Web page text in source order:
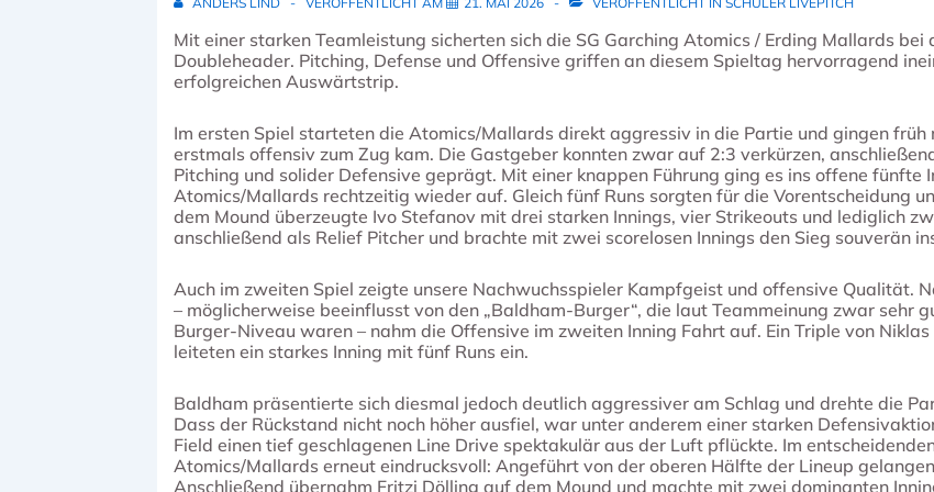
Mit einer starken Teamleistung sicherten sich die SG Garching Atomics / Erding Mallards
Doubleheader. Pitching, Defense und Offensive griffen an diesem Spieltag hervorragend
erfolgreichen Auswärtstrip.
Im ersten Spiel starteten die Atomics/Mallards direkt aggressiv in die Partie und gingen früh
erstmals offensiv zum Zug kam. Die Gastgeber konnten zwar auf 2:3 verkürzen,
Pitching und solider Defensive geprägt. Mit einer knappen Führung ging es ins offene fünfte
Atomics/Mallards rechtzeitig wieder auf. Gleich fünf Runs sorgten für die Vorentscheidung
dem Mound überzeugte Ivo Stefanov mit drei starken Innings, vier Strikeouts und lediglich
anschließend als Relief Pitcher und brachte mit zwei scorelosen Innings den Sieg souverän
Auch im zweiten Spiel zeigte unsere Nachwuchsspieler Kampfgeist und offensive Qualität.
– möglicherweise beeinflusst von den „Baldham-Burger“, die laut Teammeinung zwar sehr
Burger-Niveau waren – nahm die Offensive im zweiten Inning Fahrt auf. Ein Triple von
leiteten ein starkes Inning mit fünf Runs ein.
Baldham präsentierte sich diesmal jedoch deutlich aggressiver am Schlag und drehte die
Dass der Rückstand nicht noch höher ausfiel, war unter anderem einer starken
Field einen tief geschlagenen Line Drive spektakulär aus der Luft pflückte. Im
Atomics/Mallards erneut eindrucksvoll: Angeführt von der oberen Hälfte der Lineup
Anschließend übernahm Fritzi Dölling auf dem Mound und machte mit zwei dominanten